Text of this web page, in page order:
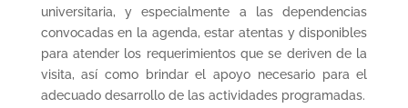
universitaria, y especialmente a las dependencias
convocadas en la agenda, estar atentas y disponibles
para atender los requerimientos que se deriven de la
visita, así como brindar el apoyo necesario para el
adecuado desarrollo de las actividades programadas.